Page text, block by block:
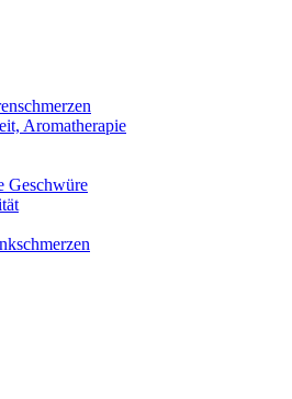
Aromatherapie
Geschwüre